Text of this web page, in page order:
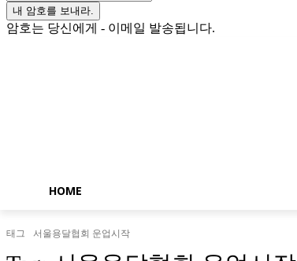
암호는 당신에게 - 이메일 발송됩니다.
HOME
태그 서울용달협회 운업시작